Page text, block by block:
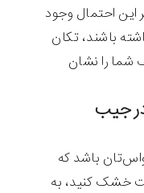
احتمال وجود
باشند، تکان
شما را نشان
جیب
باشد که
خشک کنید، به